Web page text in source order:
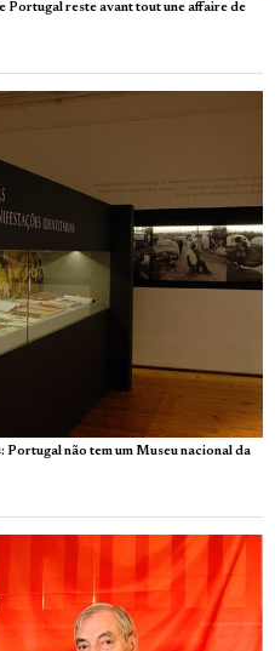
Portugal reste avant tout une affaire de
não tem um Museu nacional da